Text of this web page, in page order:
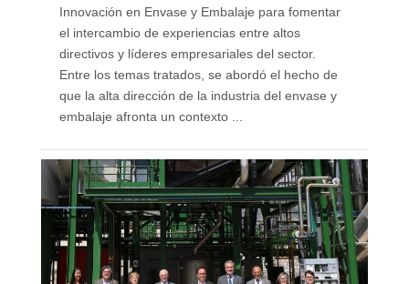
Innovación en Envase y Embalaje para fomentar
el intercambio de experiencias entre altos
directivos y líderes empresariales del sector.
Entre los temas tratados, se abordó el hecho de
que la alta dirección de la industria del envase y
embalaje afronta un contexto ...